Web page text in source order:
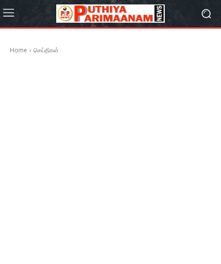
Home செய்திகள்